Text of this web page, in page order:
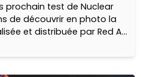
prochain test de Nuclear
de découvrir en photo la
et distribuée par Red Art